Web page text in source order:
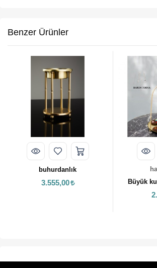
Benzer Ürünler
Büyük kulp'lu pirinç tepsi